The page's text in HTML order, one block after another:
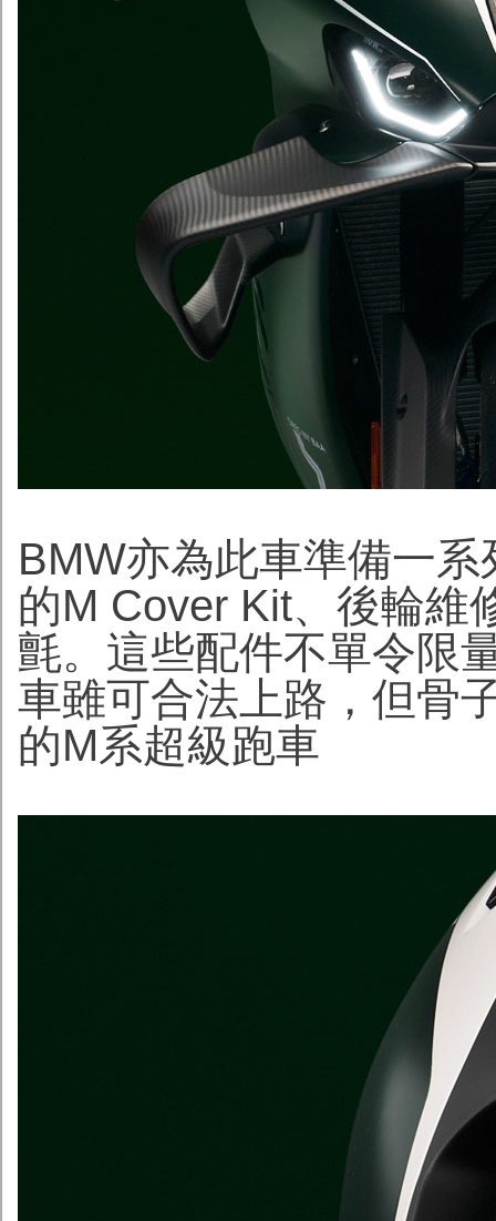
BMW亦為此車準備一
的M Cover Kit、後輪維
氈。這些配件不單令限
車雖可合法上路，但骨
的M系超級跑車